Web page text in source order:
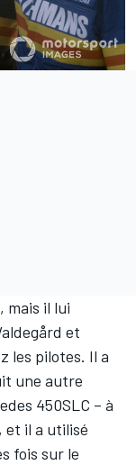
mais il lui
et
les pilotes. Il a
une autre
450SLC – à
et il a utilisé
fois sur le